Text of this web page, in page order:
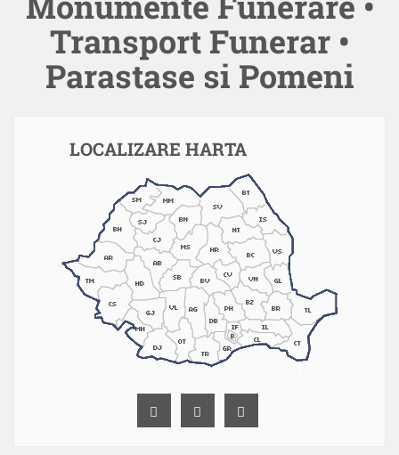
Transport Funerar •
Parastase si Pomeni
LOCALIZARE HARTA